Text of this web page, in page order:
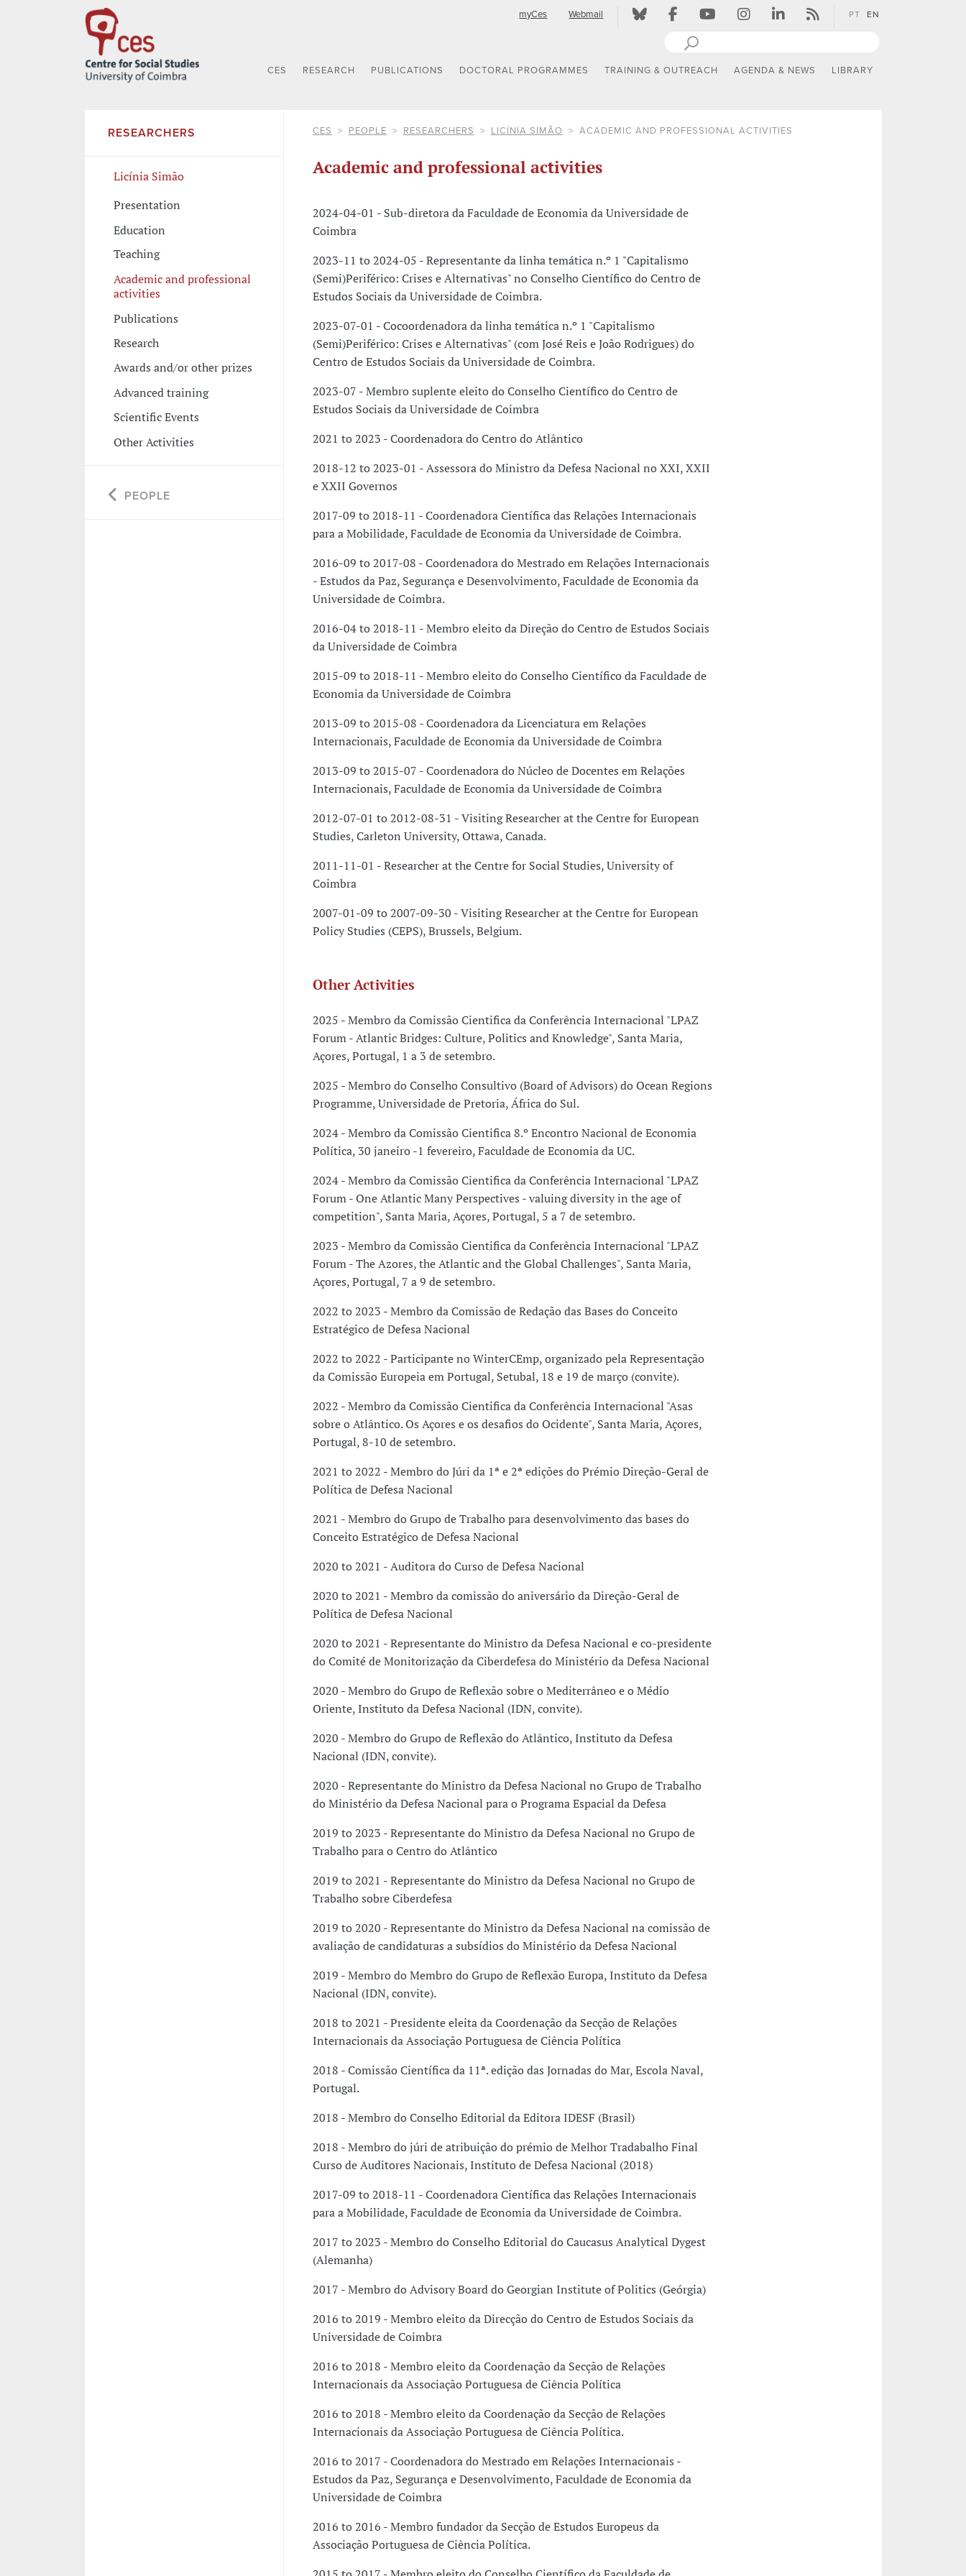
myCes Webmail PT EN
CES RESEARCH PUBLICATIONS DOCTORAL PROGRAMMES TRAINING & OUTREACH AGENDA & NEWS LIBRARY
RESEARCHERS
Licínia Simão
Presentation
Education
Teaching
Academic and professional
activities
Publications
Research
Awards and/or other prizes
Advanced training
Scientific Events
Other Activities
PEOPLE
CES PEOPLE RESEARCHERS LICÍNIA SIMÃO ACADEMIC AND PROFESSIONAL ACTIVITIES
Academic and professional activities
2024-04-01 - Sub-diretora da Faculdade de Economia da Universidade de
Coimbra
2023-11 to 2024-05 - Representante da linha temática n.º 1 "Capitalismo
(Semi)Periférico: Crises e Alternativas" no Conselho Científico do Centro de
Estudos Sociais da Universidade de Coimbra.
2023-07-01 - Cocoordenadora da linha temática n.º 1 "Capitalismo
(Semi)Periférico: Crises e Alternativas" (com José Reis e João Rodrigues) do
Centro de Estudos Sociais da Universidade de Coimbra.
2023-07 - Membro suplente eleito do Conselho Científico do Centro de
Estudos Sociais da Universidade de Coimbra
2021 to 2023 - Coordenadora do Centro do Atlântico
2018-12 to 2023-01 - Assessora do Ministro da Defesa Nacional no XXI, XXII
e XXII Governos
2017-09 to 2018-11 - Coordenadora Científica das Relações Internacionais
para a Mobilidade, Faculdade de Economia da Universidade de Coimbra.
2016-09 to 2017-08 - Coordenadora do Mestrado em Relações Internacionais
- Estudos da Paz, Segurança e Desenvolvimento, Faculdade de Economia da
Universidade de Coimbra.
2016-04 to 2018-11 - Membro eleito da Direção do Centro de Estudos Sociais
da Universidade de Coimbra
2015-09 to 2018-11 - Membro eleito do Conselho Científico da Faculdade de
Economia da Universidade de Coimbra
2013-09 to 2015-08 - Coordenadora da Licenciatura em Relações
Internacionais, Faculdade de Economia da Universidade de Coimbra
2013-09 to 2015-07 - Coordenadora do Núcleo de Docentes em Relações
Internacionais, Faculdade de Economia da Universidade de Coimbra
2012-07-01 to 2012-08-31 - Visiting Researcher at the Centre for European
Studies, Carleton University, Ottawa, Canada.
2011-11-01 - Researcher at the Centre for Social Studies, University of
Coimbra
2007-01-09 to 2007-09-30 - Visiting Researcher at the Centre for European
Policy Studies (CEPS), Brussels, Belgium.
Other Activities
2025 - Membro da Comissão Cientifica da Conferência Internacional "LPAZ
Forum - Atlantic Bridges: Culture, Politics and Knowledge", Santa Maria,
Açores, Portugal, 1 a 3 de setembro.
2025 - Membro do Conselho Consultivo (Board of Advisors) do Ocean Regions
Programme, Universidade de Pretoria, África do Sul.
2024 - Membro da Comissão Cientifica 8.º Encontro Nacional de Economia
Política, 30 janeiro -1 fevereiro, Faculdade de Economia da UC.
2024 - Membro da Comissão Cientifica da Conferência Internacional "LPAZ
Forum - One Atlantic Many Perspectives - valuing diversity in the age of
competition", Santa Maria, Açores, Portugal, 5 a 7 de setembro.
2023 - Membro da Comissão Cientifica da Conferência Internacional "LPAZ
Forum - The Azores, the Atlantic and the Global Challenges", Santa Maria,
Açores, Portugal, 7 a 9 de setembro.
2022 to 2023 - Membro da Comissão de Redação das Bases do Conceito
Estratégico de Defesa Nacional
2022 to 2022 - Participante no WinterCEmp, organizado pela Representação
da Comissão Europeia em Portugal, Setubal, 18 e 19 de março (convite).
2022 - Membro da Comissão Cientifica da Conferência Internacional "Asas
sobre o Atlântico. Os Açores e os desafios do Ocidente", Santa Maria, Açores,
Portugal, 8-10 de setembro.
2021 to 2022 - Membro do Júri da 1ª e 2ª edições do Prémio Direção-Geral de
Política de Defesa Nacional
2021 - Membro do Grupo de Trabalho para desenvolvimento das bases do
Conceito Estratégico de Defesa Nacional
2020 to 2021 - Auditora do Curso de Defesa Nacional
2020 to 2021 - Membro da comissão do aniversário da Direção-Geral de
Política de Defesa Nacional
2020 to 2021 - Representante do Ministro da Defesa Nacional e co-presidente
do Comité de Monitorização da Ciberdefesa do Ministério da Defesa Nacional
2020 - Membro do Grupo de Reflexão sobre o Mediterrâneo e o Médio
Oriente, Instituto da Defesa Nacional (IDN, convite).
2020 - Membro do Grupo de Reflexão do Atlântico, Instituto da Defesa
Nacional (IDN, convite).
2020 - Representante do Ministro da Defesa Nacional no Grupo de Trabalho
do Ministério da Defesa Nacional para o Programa Espacial da Defesa
2019 to 2023 - Representante do Ministro da Defesa Nacional no Grupo de
Trabalho para o Centro do Atlântico
2019 to 2021 - Representante do Ministro da Defesa Nacional no Grupo de
Trabalho sobre Ciberdefesa
2019 to 2020 - Representante do Ministro da Defesa Nacional na comissão de
avaliação de candidaturas a subsídios do Ministério da Defesa Nacional
2019 - Membro do Membro do Grupo de Reflexão Europa, Instituto da Defesa
Nacional (IDN, convite).
2018 to 2021 - Presidente eleita da Coordenação da Secção de Relações
Internacionais da Associação Portuguesa de Ciência Política
2018 - Comissão Científica da 11ª. edição das Jornadas do Mar, Escola Naval,
Portugal.
2018 - Membro do Conselho Editorial da Editora IDESF (Brasil)
2018 - Membro do júri de atribuição do prémio de Melhor Tradabalho Final
Curso de Auditores Nacionais, Instituto de Defesa Nacional (2018)
2017-09 to 2018-11 - Coordenadora Científica das Relações Internacionais
para a Mobilidade, Faculdade de Economia da Universidade de Coimbra.
2017 to 2023 - Membro do Conselho Editorial do Caucasus Analytical Dygest
(Alemanha)
2017 - Membro do Advisory Board do Georgian Institute of Politics (Geórgia)
2016 to 2019 - Membro eleito da Direcção do Centro de Estudos Sociais da
Universidade de Coimbra
2016 to 2018 - Membro eleito da Coordenação da Secção de Relações
Internacionais da Associação Portuguesa de Ciência Política
2016 to 2018 - Membro eleito da Coordenação da Secção de Relações
Internacionais da Associação Portuguesa de Ciência Política.
2016 to 2017 - Coordenadora do Mestrado em Relações Internacionais -
Estudos da Paz, Segurança e Desenvolvimento, Faculdade de Economia da
Universidade de Coimbra
2016 to 2016 - Membro fundador da Secção de Estudos Europeus da
Associação Portuguesa de Ciência Política.